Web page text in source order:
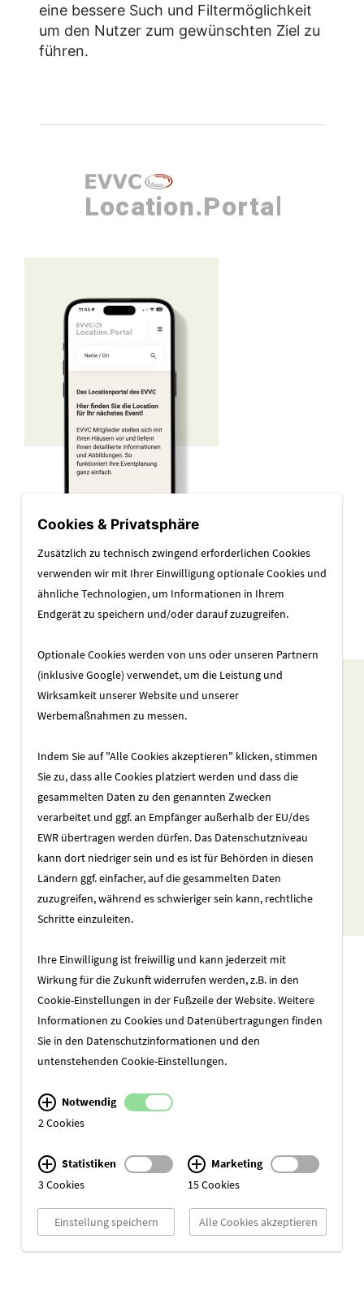
eine bessere Such und Filtermöglichkeit
um den Nutzer zum gewünschten Ziel zu
führen.
Cookies & Privatsphäre
Zusätzlich zu technisch zwingend erforderlichen Cookies
verwenden wir mit Ihrer Einwilligung optionale Cookies und
ähnliche Technologien, um Informationen in Ihrem
Endgerät zu speichern und/oder darauf zuzugreifen.
Optionale Cookies werden von uns oder unseren Partnern
(inklusive Google) verwendet, um die Leistung und
Wirksamkeit unserer Website und unserer
Werbemaßnahmen zu messen.
Indem Sie auf "Alle Cookies akzeptieren" klicken, stimmen
Sie zu, dass alle Cookies platziert werden und dass die
gesammelten Daten zu den genannten Zwecken
verarbeitet und ggf. an Empfänger außerhalb der EU/des
EWR übertragen werden dürfen. Das Datenschutzniveau
kann dort niedriger sein und es ist für Behörden in diesen
Ländern ggf. einfacher, auf die gesammelten Daten
zuzugreifen, während es schwieriger sein kann, rechtliche
Schritte einzuleiten.
Ihre Einwilligung ist freiwillig und kann jederzeit mit
Wirkung für die Zukunft widerrufen werden, z.B. in den
Cookie-Einstellungen in der Fußzeile der Website. Weitere
Informationen zu Cookies und Datenübertragungen finden
Sie in den Datenschutzinformationen und den
untenstehenden Cookie-Einstellungen.
Notwendig
2 Cookies
Statistiken
3 Cookies
Marketing
15 Cookies
Einstellung speichern Alle Cookies akzeptieren